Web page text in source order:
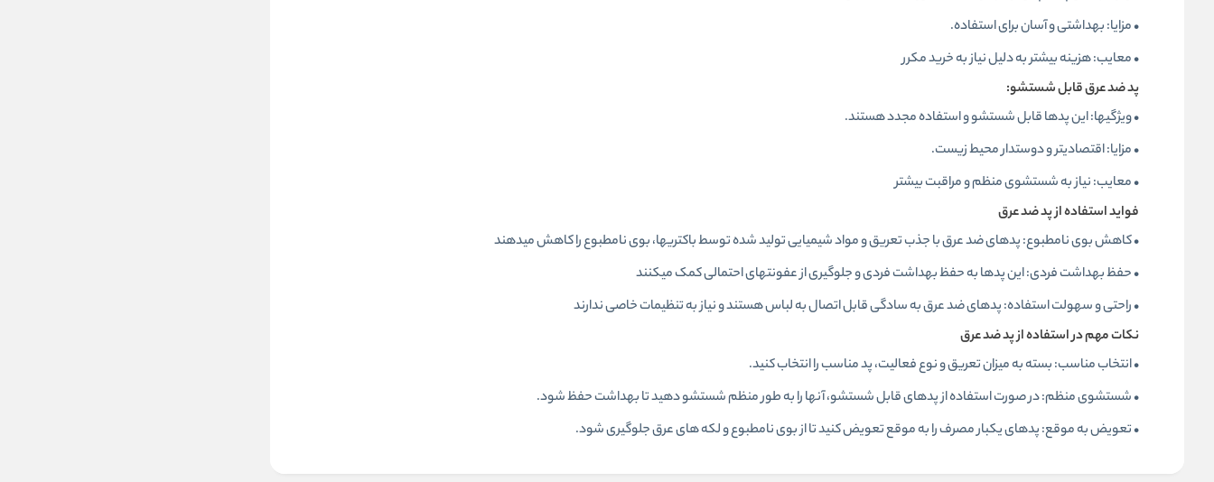
• مزایا: بهداشتی و آسان برای استفاده.
• معایب: هزینه بیشتر به دلیل نیاز به خرید مکرر
پد ضد عرققابل شستشو:
• ویژگیها: این پدها قابل شستشو و استفاده مجدد هستند.
• مزایا: اقتصادیتر و دوستدار محیط زیست.
• معایب: نیاز به شستشوی منظم و مراقبت بیشتر
فواید استفاده از پد ضد عرق
• کاهش بوی نامطبوع: پدهای ضد عرق با جذب تعریق و مواد شیمیایی تولید شده توسط باکتریها، بوی نامطبوع را کاهش میدهند
• حفظ بهداشت فردی: این پدها به حفظ بهداشت فردی و جلوگیری از عفونتهای احتمالی کمک میکنند
• راحتی و سهولت استفاده: پدهای ضد عرق به سادگی قابل اتصال به لباس هستند و نیاز به تنظیمات خاصی ندارند
نکات مهم در استفاده از پد ضد عرق
• انتخاب مناسب: بسته به میزان تعریق و نوع فعالیت، پد مناسب را انتخاب کنید.
• شستشوی منظم: در صورت استفاده از پدهای قابل شستشو، آنها را به طور منظم شستشو دهید تا بهداشت حفظ شود.
• تعویض به موقع: پدهای یکبار مصرف را به موقع تعویض کنید تا از بوی نامطبوع و لکه های عرق جلوگیری شود.